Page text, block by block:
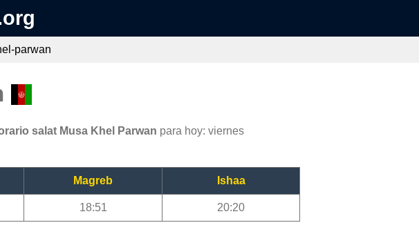
parwan
salat Musa Khel Parwan para hoy: viernes
Magreb Ishaa
18:51 20:20